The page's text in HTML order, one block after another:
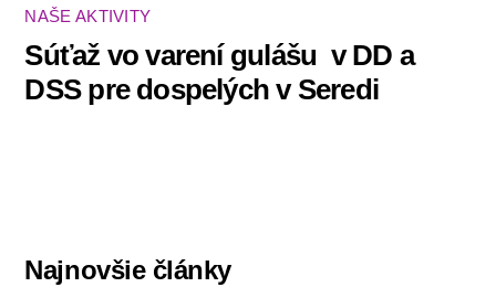
NAŠE AKTIVITY
Súťaž vo varení gulášu ‍ v DD a
DSS pre dospelých v Seredi
Najnovšie články